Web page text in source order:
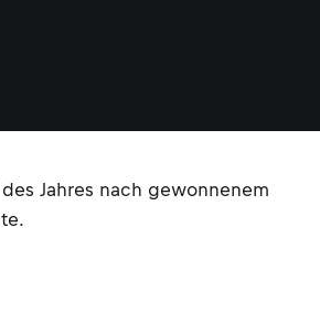
Jahres nach gewonnenem